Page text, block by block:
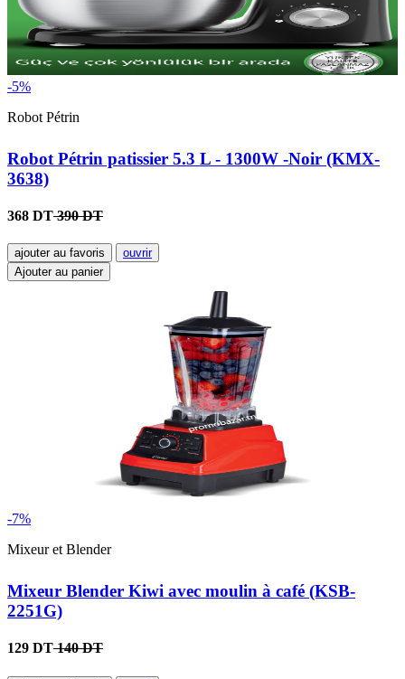
-5%
Robot Pétrin
Robot Pétrin patissier 5.3 L - 1300W -Noir (KMX-
3638)
368 DT390 DT
ajouter au favoris
ouvrir
Ajouter au panier
-7%
Mixeur et Blender
Mixeur Blender Kiwi avec moulin à café (KSB-
2251G)
129 DT140 DT